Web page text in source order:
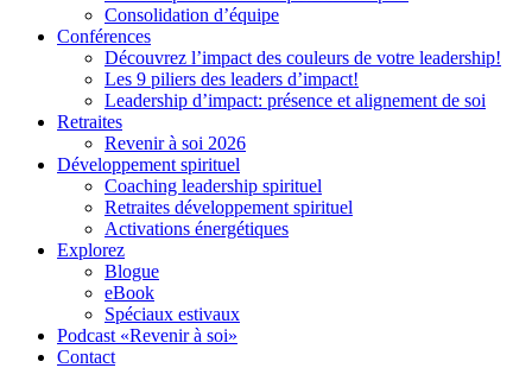
Consolidation d’équipe
Conférences
Découvrez l’impact des couleurs de votre leadership!
Les 9 piliers des leaders d’impact!
Leadership d’impact: présence et alignement de soi
Retraites
Revenir à soi 2026
Développement spirituel
Coaching leadership spirituel
Retraites développement spirituel
Activations énergétiques
Explorez
Blogue
eBook
Spéciaux estivaux
Podcast «Revenir à soi»
Contact